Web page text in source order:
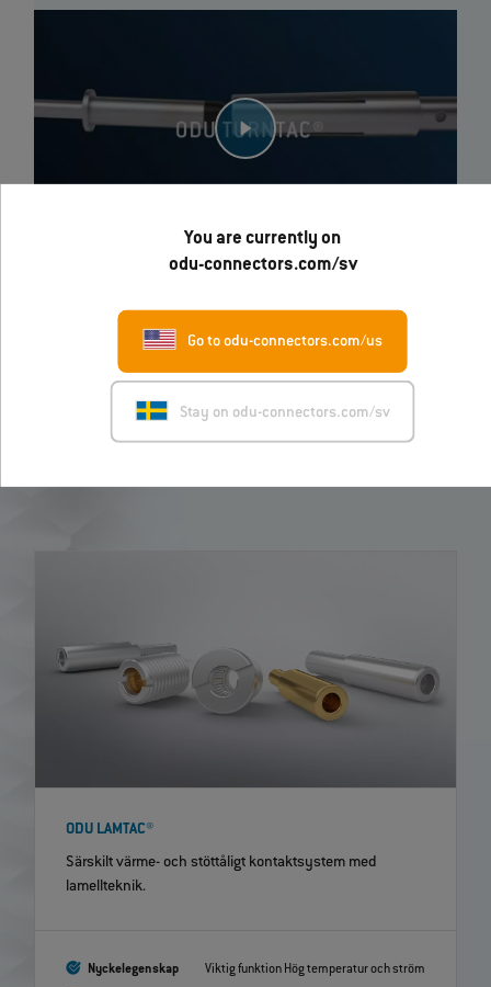
You are currently on
odu-connectors.com/sv
Go to odu-connectors.com/us
Stay on odu-connectors.com/sv
Andra kunder köpte också…
ODU LAMTAC®
Särskilt värme- och stöttåligt kontaktsystem med
lamellteknik.
Nyckelegenskap Viktig funktion Hög temperatur och ström